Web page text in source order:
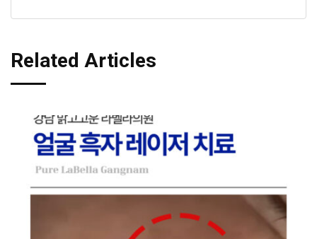
Related Articles